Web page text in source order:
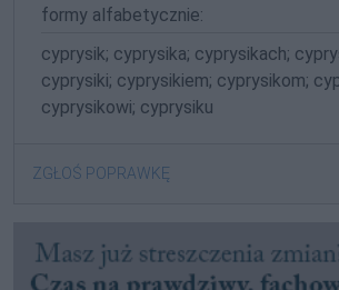
formy alfabetycznie:
cyprysik; cyprysika; cyprysikach;
cyprysiki; cyprysikiem; cyprysikom;
cyprysikowi; cyprysiku
ZGŁOŚ POPRAWKĘ